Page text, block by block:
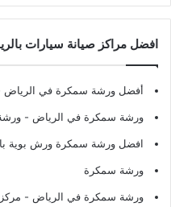
افضل مراكز صيانة سيارات
أفضل ورشة سمكرة في الرياض
ورشة سمكرة في الرياض -
افضل ورشة سمكرة ورش بوية
ورشة سمكرة
ورشة سمكرة في الرياض -